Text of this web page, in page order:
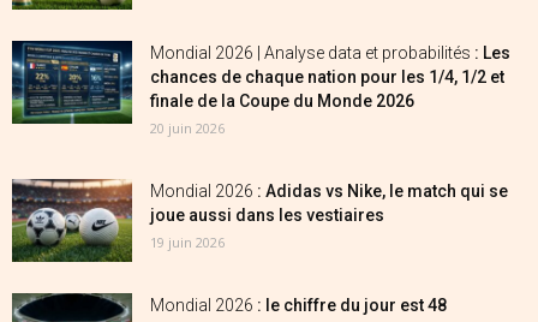
Mondial 2026 | Analyse data et probabilités : Les
chances de chaque nation pour les 1/4, 1/2 et
finale de la Coupe du Monde 2026
20 juin 2026
Mondial 2026 : Adidas vs Nike, le match qui se
joue aussi dans les vestiaires
19 juin 2026
Mondial 2026 : le chiffre du jour est 48